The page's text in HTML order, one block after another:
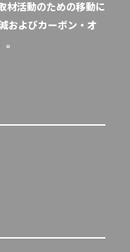
材活動のための移動に
およびカーボン・オ
。